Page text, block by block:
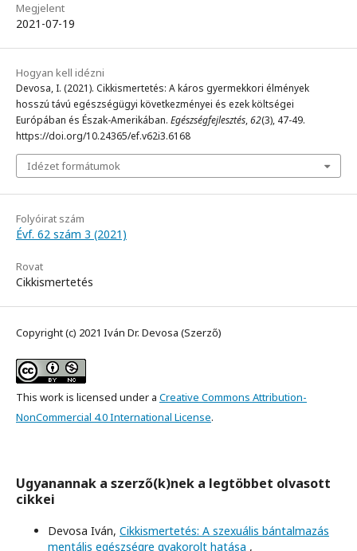
Megjelent
2021-07-19
Hogyan kell idézni
Devosa, I. (2021). Cikkismertetés: A káros gyermekkori élmények
hosszú távú egészségügyi következményei és ezek költségei
Európában és Észak-Amerikában. Egészségfejlesztés,62(3), 47-49.
https://doi.org/10.24365/ef.v62i3.6168
Idézet formátumok
Folyóirat szám
Évf. 62 szám 3 (2021)
Rovat
Cikkismertetés
Copyright (c) 2021 Iván Dr. Devosa (Szerző)
This work is licensed under a Creative Commons Attribution-
NonCommercial 4.0 International License.
Ugyanannak a szerző(k)nek a legtöbbet olvasott
cikkei
Devosa Iván, Cikkismertetés: A szexuális bántalmazás
mentális egészségre gyakorolt hatása ,